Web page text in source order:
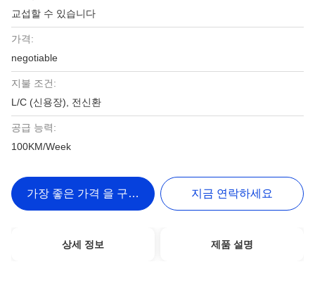
교섭할 수 있습니다
가격:
negotiable
지불 조건:
L/C (신용장), 전신환
공급 능력:
100KM/Week
가장 좋은 가격 을 구하라 지금 연락하세요
상세 정보 제품 설명